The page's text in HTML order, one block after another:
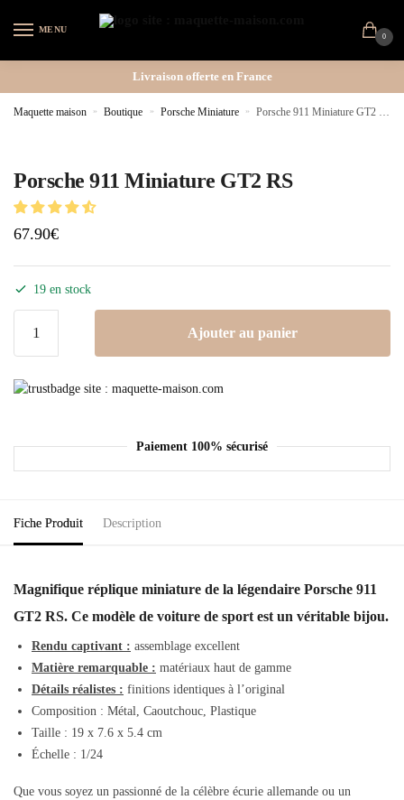
MENU
0
Livraison offerte en France
Maquette maison » Boutique » Porsche Miniature » Porsche 911 Miniature GT2 RS
Porsche 911 Miniature GT2 RS
67.90€
19 en stock
Ajouter au panier
Paiement 100% sécurisé
Fiche Produit Description
Magnifique réplique miniature de la légendaire Porsche 911
GT2 RS. Ce modèle de voiture de sport est un véritable bijou.
Rendu captivant : assemblage excellent
Matière remarquable : matériaux haut de gamme
Détails réalistes : finitions identiques à l’original
Composition : Métal, Caoutchouc, Plastique
Taille : 19 x 7.6 x 5.4 cm
Échelle : 1/24
Que vous soyez un passionné de la célèbre écurie allemande ou un